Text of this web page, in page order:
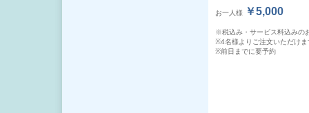
お一人様 ￥5,000
※税込み・サービス料込みの
※4名様よりご注文いただけま
※前日までに要予約